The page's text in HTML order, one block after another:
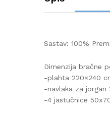
Sastav: 100%
Dimenzija bračne
-plahta 220×240
-navlaka za jorgan
-4 jastučnice